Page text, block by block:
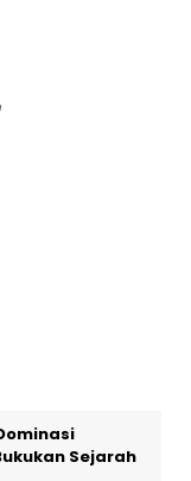
Sejarah